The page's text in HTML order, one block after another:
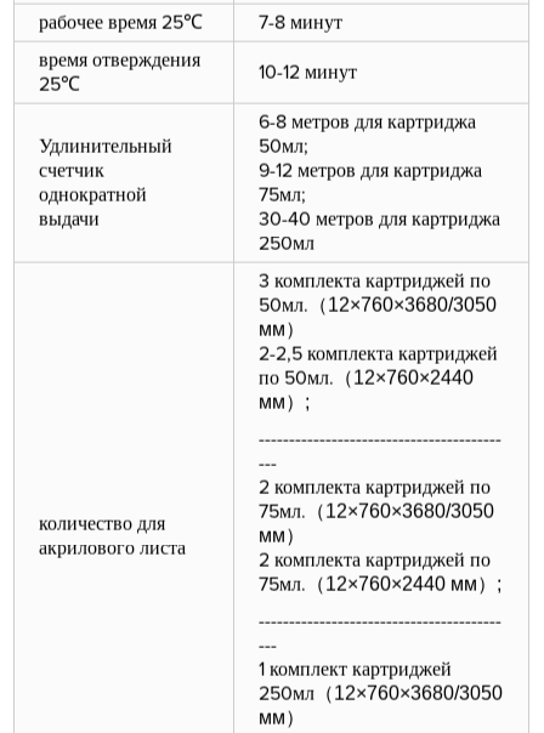
рабочее время 25℃
7-8 минут
время отверждения
25℃
10-12 минут
Удлинительный
счетчик
однократной
выдачи
6-8 метров для картриджа
50мл;
9-12 метров для картриджа
75мл;
30-40 метров для картриджа
250мл
количество для
акрилового листа
3 комплекта картриджей по
50мл.
（12×760×3680/3050
мм）
2-2,5 комплекта картриджей
по 50мл.
（12×760×2440
мм） ;
----------------------------------------
---
2 комплекта картриджей по
75мл.
（12×760×3680/3050
мм）
2 комплекта картриджей по
75мл.
（12×760×2440 мм） ;
----------------------------------------
---
1 комплект картриджей
250мл （12×760×3680/3050
мм）